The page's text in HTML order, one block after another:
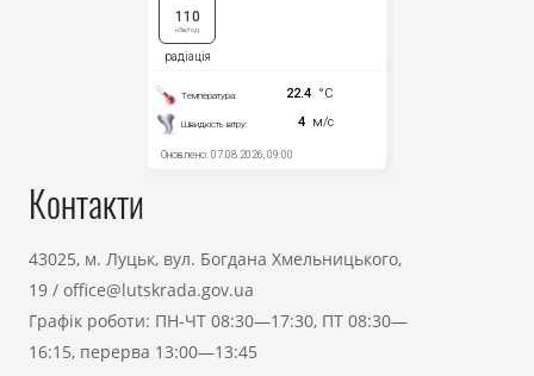
Контакти
43025, м. Луцьк, вул. Богдана Хмельницького,
19 / office@lutskrada.gov.ua
Графік роботи: ПН-ЧТ 08:30—17:30, ПТ 08:30—
16:15, перерва 13:00—13:45